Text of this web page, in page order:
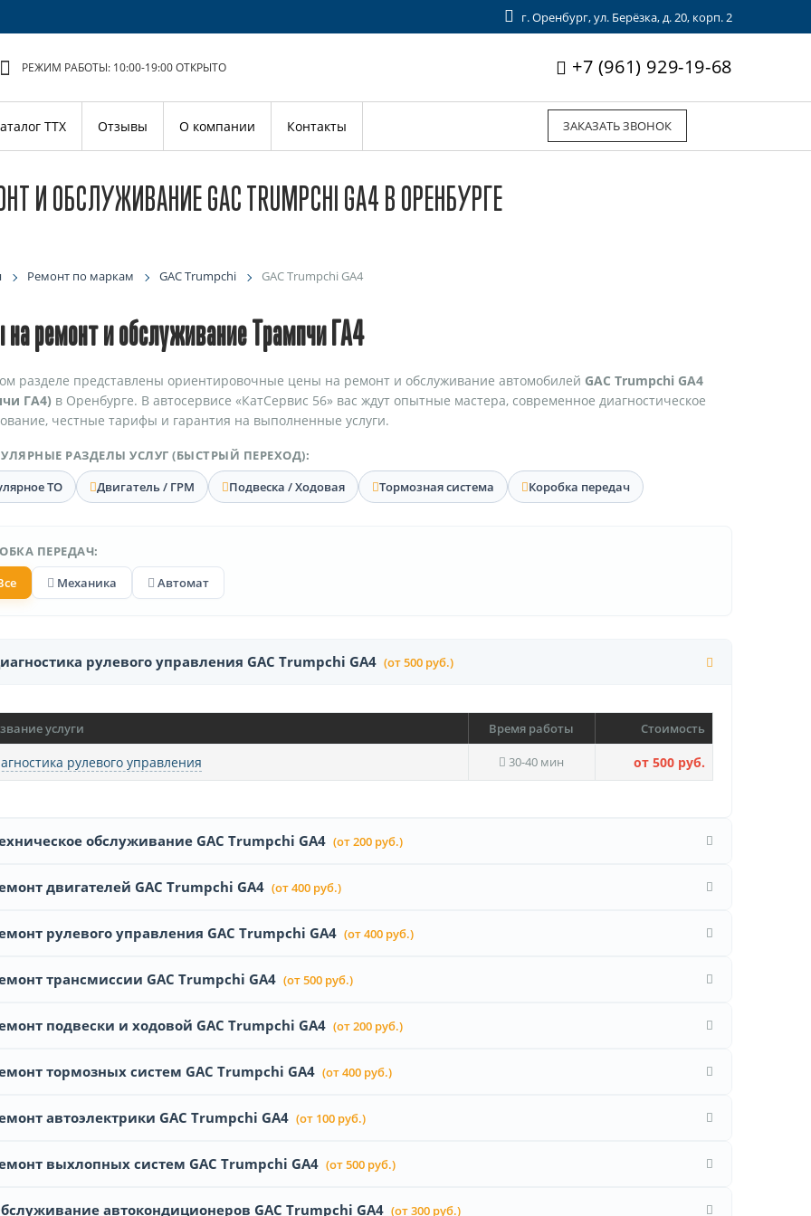
г. Оренбург, ул. Берёзка, д. 20, корп. 2
+7 (961) 929-19-68
РЕЖИМ РАБОТЫ: 10:00-19:00ОТКРЫТО
ЗАКАЗАТЬ ЗВОНОК
ТТХ Отзывы О компании Контакты
И ОБСЛУЖИВАНИЕ GAC TRUMPCHI GA4 В ОРЕНБУРГЕ
Ремонт по маркам GAC Trumpchi GAC Trumpchi GA4
ремонт и обслуживание Трампчи ГА4
разделе представлены ориентировочные цены на ремонт и обслуживание автомобилей GAC Trumpchi GA4
ГА4) в Оренбурге. В автосервисе «КатСервис 56» вас ждут опытные мастера, современное диагностическое
честные тарифы и гарантия на выполненные услуги.
РАЗДЕЛЫ УСЛУГ (БЫСТРЫЙ ПЕРЕХОД):
ТО
Двигатель / ГРМ Подвеска / Ходовая Тормозная система Коробка передач
ПЕРЕДАЧ:
Механика Автомат
рулевого управления GAC Trumpchi GA4 (от 500 руб.)
услуги Время работы Стоимость
рулевого управления 30-40 мин от 500 руб.
обслуживание GAC Trumpchi GA4 (от 200 руб.)
двигателей GAC Trumpchi GA4 (от 400 руб.)
рулевого управления GAC Trumpchi GA4 (от 400 руб.)
трансмиссии GAC Trumpchi GA4 (от 500 руб.)
подвески и ходовой GAC Trumpchi GA4 (от 200 руб.)
тормозных систем GAC Trumpchi GA4 (от 400 руб.)
автоэлектрики GAC Trumpchi GA4 (от 100 руб.)
выхлопных систем GAC Trumpchi GA4 (от 500 руб.)
автокондиционеров GAC Trumpchi GA4 (от 300 руб.)